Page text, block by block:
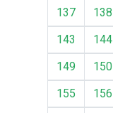
137
138
143
144
149
150
155
156